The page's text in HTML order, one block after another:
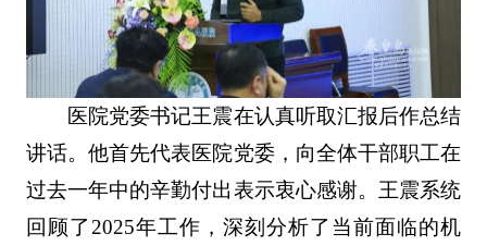
医院党委书记王震在认真听取汇报后作总结
讲话。他首先代表医院党委，向全体干部职工在
过去一年中的辛勤付出表示衷心感谢。王震系统
回顾了2025年工作，深刻分析了当前面临的机